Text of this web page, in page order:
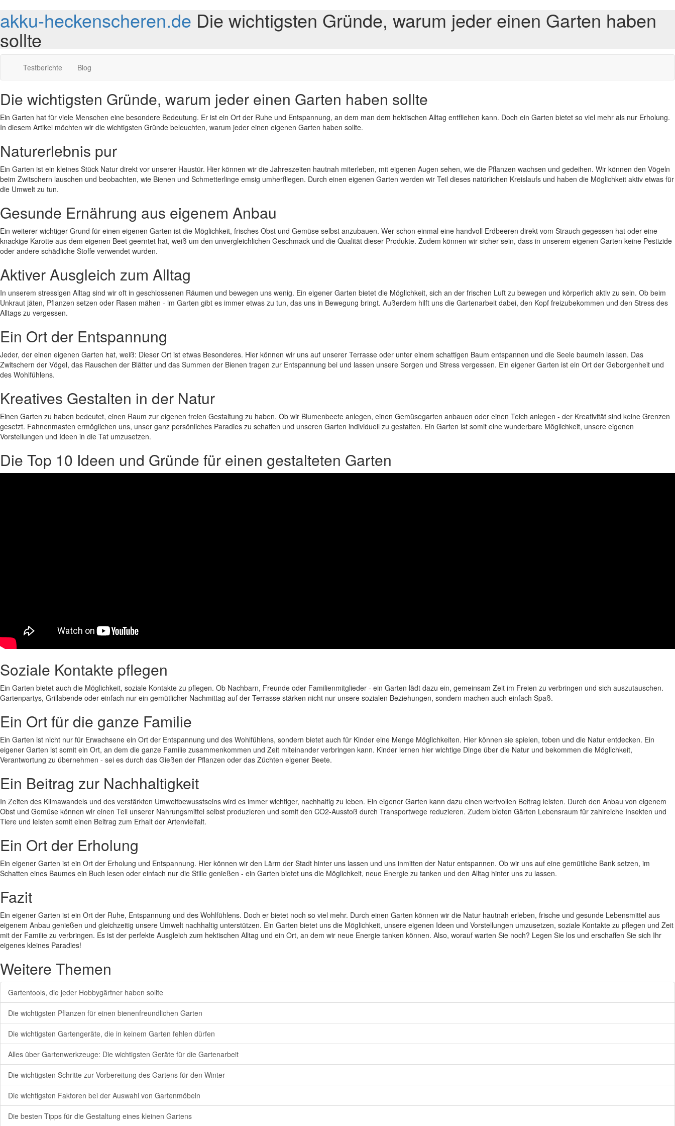
akku-heckenscheren.de Die wichtigsten Gründe, warum jeder einen Garten haben
sollte
Testberichte Blog
Die wichtigsten Gründe, warum jeder einen Garten haben sollte
Ein Garten hat für viele Menschen eine besondere Bedeutung. Er ist ein Ort der Ruhe und Entspannung, an dem man dem hektischen Alltag entfliehen kann. Doch ein Garten bietet so viel mehr als nur Erholung.
In diesem Artikel möchten wir die wichtigsten Gründe beleuchten, warum jeder einen eigenen Garten haben sollte.
Naturerlebnis pur
Ein Garten ist ein kleines Stück Natur direkt vor unserer Haustür. Hier können wir die Jahreszeiten hautnah miterleben, mit eigenen Augen sehen, wie die Pflanzen wachsen und gedeihen. Wir können den Vögeln
beim Zwitschern lauschen und beobachten, wie Bienen und Schmetterlinge emsig umherfliegen. Durch einen eigenen Garten werden wir Teil dieses natürlichen Kreislaufs und haben die Möglichkeit aktiv etwas für
die Umwelt zu tun.
Gesunde Ernährung aus eigenem Anbau
Ein weiterer wichtiger Grund für einen eigenen Garten ist die Möglichkeit, frisches Obst und Gemüse selbst anzubauen. Wer schon einmal eine handvoll Erdbeeren direkt vom Strauch gegessen hat oder eine
knackige Karotte aus dem eigenen Beet geerntet hat, weiß um den unvergleichlichen Geschmack und die Qualität dieser Produkte. Zudem können wir sicher sein, dass in unserem eigenen Garten keine Pestizide
oder andere schädliche Stoffe verwendet wurden.
Aktiver Ausgleich zum Alltag
In unserem stressigen Alltag sind wir oft in geschlossenen Räumen und bewegen uns wenig. Ein eigener Garten bietet die Möglichkeit, sich an der frischen Luft zu bewegen und körperlich aktiv zu sein. Ob beim
Unkraut jäten, Pflanzen setzen oder Rasen mähen - im Garten gibt es immer etwas zu tun, das uns in Bewegung bringt. Außerdem hilft uns die Gartenarbeit dabei, den Kopf freizubekommen und den Stress des
Alltags zu vergessen.
Ein Ort der Entspannung
Jeder, der einen eigenen Garten hat, weiß: Dieser Ort ist etwas Besonderes. Hier können wir uns auf unserer Terrasse oder unter einem schattigen Baum entspannen und die Seele baumeln lassen. Das
Zwitschern der Vögel, das Rauschen der Blätter und das Summen der Bienen tragen zur Entspannung bei und lassen unsere Sorgen und Stress vergessen. Ein eigener Garten ist ein Ort der Geborgenheit und
des Wohlfühlens.
Kreatives Gestalten in der Natur
Einen Garten zu haben bedeutet, einen Raum zur eigenen freien Gestaltung zu haben. Ob wir Blumenbeete anlegen, einen Gemüsegarten anbauen oder einen Teich anlegen - der Kreativität sind keine Grenzen
gesetzt. Fahnenmasten ermöglichen uns, unser ganz persönliches Paradies zu schaffen und unseren Garten individuell zu gestalten. Ein Garten ist somit eine wunderbare Möglichkeit, unsere eigenen
Vorstellungen und Ideen in die Tat umzusetzen.
Die Top 10 Ideen und Gründe für einen gestalteten Garten
Soziale Kontakte pflegen
Ein Garten bietet auch die Möglichkeit, soziale Kontakte zu pflegen. Ob Nachbarn, Freunde oder Familienmitglieder - ein Garten lädt dazu ein, gemeinsam Zeit im Freien zu verbringen und sich auszutauschen.
Gartenpartys, Grillabende oder einfach nur ein gemütlicher Nachmittag auf der Terrasse stärken nicht nur unsere sozialen Beziehungen, sondern machen auch einfach Spaß.
Ein Ort für die ganze Familie
Ein Garten ist nicht nur für Erwachsene ein Ort der Entspannung und des Wohlfühlens, sondern bietet auch für Kinder eine Menge Möglichkeiten. Hier können sie spielen, toben und die Natur entdecken. Ein
eigener Garten ist somit ein Ort, an dem die ganze Familie zusammenkommen und Zeit miteinander verbringen kann. Kinder lernen hier wichtige Dinge über die Natur und bekommen die Möglichkeit,
Verantwortung zu übernehmen - sei es durch das Gießen der Pflanzen oder das Züchten eigener Beete.
Ein Beitrag zur Nachhaltigkeit
In Zeiten des Klimawandels und des verstärkten Umweltbewusstseins wird es immer wichtiger, nachhaltig zu leben. Ein eigener Garten kann dazu einen wertvollen Beitrag leisten. Durch den Anbau von eigenem
Obst und Gemüse können wir einen Teil unserer Nahrungsmittel selbst produzieren und somit den CO2-Ausstoß durch Transportwege reduzieren. Zudem bieten Gärten Lebensraum für zahlreiche Insekten und
Tiere und leisten somit einen Beitrag zum Erhalt der Artenvielfalt.
Ein Ort der Erholung
Ein eigener Garten ist ein Ort der Erholung und Entspannung. Hier können wir den Lärm der Stadt hinter uns lassen und uns inmitten der Natur entspannen. Ob wir uns auf eine gemütliche Bank setzen, im
Schatten eines Baumes ein Buch lesen oder einfach nur die Stille genießen - ein Garten bietet uns die Möglichkeit, neue Energie zu tanken und den Alltag hinter uns zu lassen.
Fazit
Ein eigener Garten ist ein Ort der Ruhe, Entspannung und des Wohlfühlens. Doch er bietet noch so viel mehr. Durch einen Garten können wir die Natur hautnah erleben, frische und gesunde Lebensmittel aus
eigenem Anbau genießen und gleichzeitig unsere Umwelt nachhaltig unterstützen. Ein Garten bietet uns die Möglichkeit, unsere eigenen Ideen und Vorstellungen umzusetzen, soziale Kontakte zu pflegen und Zeit
mit der Familie zu verbringen. Es ist der perfekte Ausgleich zum hektischen Alltag und ein Ort, an dem wir neue Energie tanken können. Also, worauf warten Sie noch? Legen Sie los und erschaffen Sie sich Ihr
eigenes kleines Paradies!
Weitere Themen
Gartentools, die jeder Hobbygärtner haben sollte
Die wichtigsten Pflanzen für einen bienenfreundlichen Garten
Die wichtigsten Gartengeräte, die in keinem Garten fehlen dürfen
Alles über Gartenwerkzeuge: Die wichtigsten Geräte für die Gartenarbeit
Die wichtigsten Schritte zur Vorbereitung des Gartens für den Winter
Die wichtigsten Faktoren bei der Auswahl von Gartenmöbeln
Die besten Tipps für die Gestaltung eines kleinen Gartens